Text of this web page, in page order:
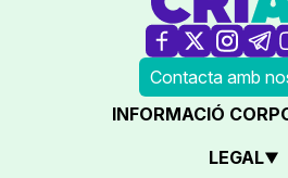
Contacta amb
INFORMACIÓ
LEGAL